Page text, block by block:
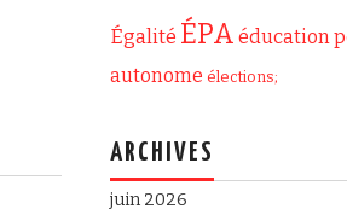
Égalité ÉPA éducation
autonome élections;
ARCHIVES
juin 2026